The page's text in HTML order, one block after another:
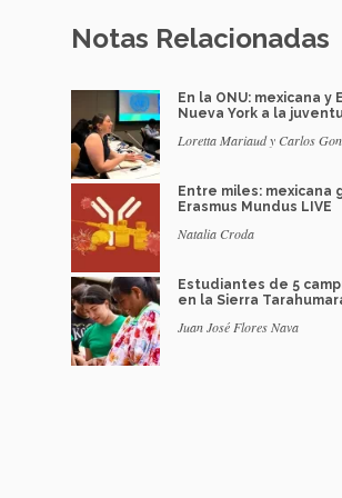
Notas Relacionadas
En la ONU: mexicana y
Nueva York a la
Loretta Mariaud y Carlos
Entre miles: mexicana
Erasmus Mundus LIVE
Natalia Croda
Estudiantes de 5
en la Sierra
Juan José Flores Nava